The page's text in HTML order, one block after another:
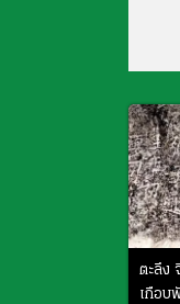
ตะลึง
เกือบ